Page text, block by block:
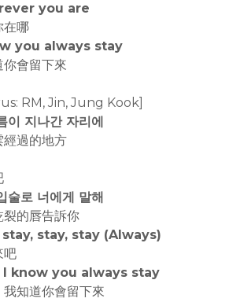
you are
在哪
you always stay
你會留下來
RM, Jin, Jung Kook]
이 지나간 자리에
經過的地方
술로 너에게 말해
裂的唇告訴你
stay, stay, stay (Always)
吧
I know you always stay
我知道你會留下來